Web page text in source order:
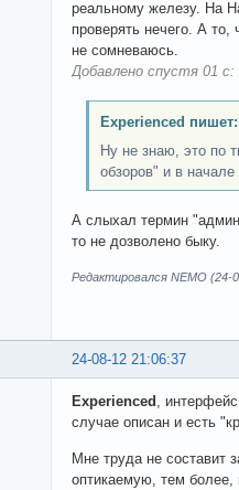
реальному железу. На
проверять нечего. А то,
не сомневаюсь.
Добавлено спустя 01 с:
Experienced пишет:
Ну не знаю, это по
обзоров" и в
А слыхал термин
то не дозволено быку.
Редактировался NEMO (24-
24-08-12 21:06:37
Experienced ,
случае описан и есть
Мне труда не составит
оптикаемую, тем более,